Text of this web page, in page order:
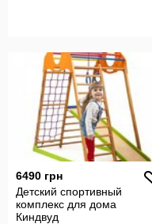
6490 грн
Детский спортивный
комплекс для дома
Киндвуд